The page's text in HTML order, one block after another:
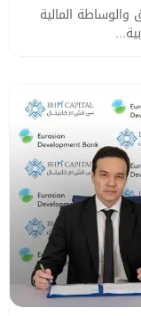
المالية